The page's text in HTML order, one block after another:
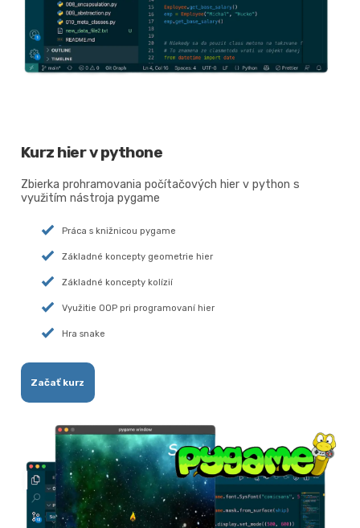
Kurz hier v pythone
Zbierka prohramovania počítačových hier v python s
využitím nástroja pygame
Práca s knižnicou pygame
Základné koncepty geometrie hier
Základné koncepty kolízií
Využitie OOP pri programovaní hier
Hra snake
Začať kurz